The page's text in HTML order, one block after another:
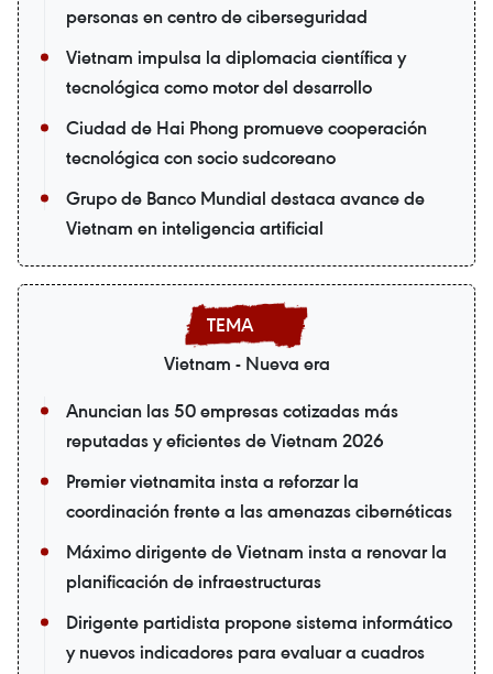
personas en centro de ciberseguridad
Vietnam impulsa la diplomacia científica y
tecnológica como motor del desarrollo
Ciudad de Hai Phong promueve cooperación
tecnológica con socio sudcoreano
Grupo de Banco Mundial destaca avance de
Vietnam en inteligencia artificial
Vietnam - Nueva era
Anuncian las 50 empresas cotizadas más
reputadas y eficientes de Vietnam 2026
Premier vietnamita insta a reforzar la
coordinación frente a las amenazas cibernéticas
Máximo dirigente de Vietnam insta a renovar la
planificación de infraestructuras
Dirigente partidista propone sistema informático
y nuevos indicadores para evaluar a cuadros